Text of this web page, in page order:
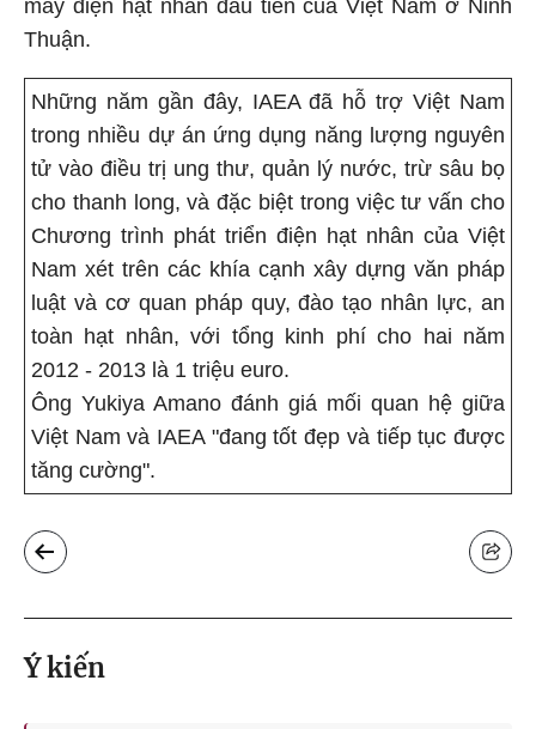
máy điện hạt nhân đầu tiên của Việt Nam ở Ninh
Thuận.
Những năm gần đây, IAEA đã hỗ trợ Việt Nam
trong nhiều dự án ứng dụng năng lượng nguyên
tử vào điều trị ung thư, quản lý nước, trừ sâu bọ
cho thanh long, và đặc biệt trong việc tư vấn cho
Chương trình phát triển điện hạt nhân của Việt
Nam xét trên các khía cạnh xây dựng văn pháp
luật và cơ quan pháp quy, đào tạo nhân lực, an
toàn hạt nhân, với tổng kinh phí cho hai năm
2012 - 2013 là 1 triệu euro.
Ông Yukiya Amano đánh giá mối quan hệ giữa
Việt Nam và IAEA "đang tốt đẹp và tiếp tục được
tăng cường".
Ý kiến